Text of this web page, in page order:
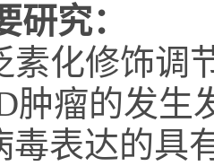
研究：
素化修饰调
肿瘤的发
毒表达的具